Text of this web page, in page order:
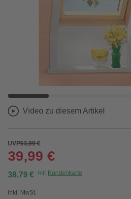
Video zu diesem Artikel
UVP53,99 €
39,99 €
38,79 € mit Kundenkarte
Inkl. MwSt.